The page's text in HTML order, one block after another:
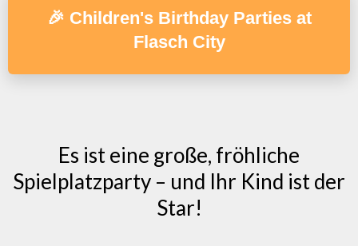
🎉 Children's Birthday Parties at
Flasch City
Es ist eine große, fröhliche
Spielplatzparty – und Ihr Kind ist der
Star!